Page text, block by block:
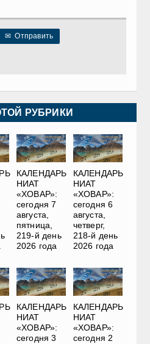
✉ Отправить
РУБРИКИ
КАЛЕНДАРЬ
НИАТ
«ХОВАР»:
сегодня 7
августа,
пятница,
219-й день
2026 года
КАЛЕНДАРЬ
НИАТ
«ХОВАР»:
сегодня 6
августа,
четверг,
218-й день
2026 года
КАЛЕНДАРЬ
НИАТ
«ХОВАР»:
сегодня 3
КАЛЕНДАРЬ
НИАТ
«ХОВАР»:
сегодня 2